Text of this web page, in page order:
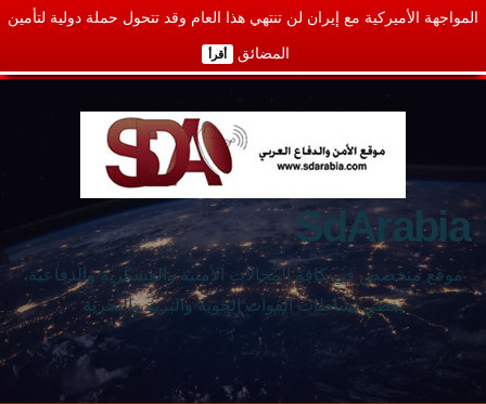
المواجهة الأميركية مع إيران لن تنتهي هذا العام وقد تتحول حملة دولية لتأمين
المضائق أقرأ
SdArabia
موقع متخصص في كافة المجالات الأمنية والعسكرية والدفاعية،
يغطي نشاطات القوات الجوية والبرية والبحرية